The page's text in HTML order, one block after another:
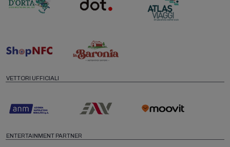
VETTORI UFFICIALI
ENTERTAINMENT PARTNER